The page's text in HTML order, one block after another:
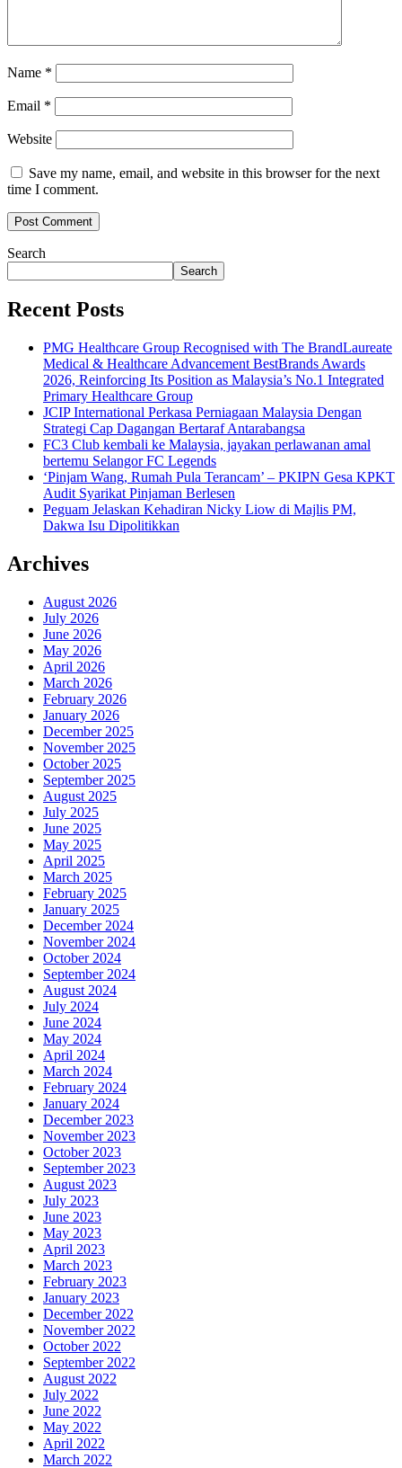
Name *
Email *
Website
Save my name, email, and website in this browser for the next
time I comment.
Search
Search
Recent Posts
PMG Healthcare Group Recognised with The BrandLaureate
Medical & Healthcare Advancement BestBrands Awards
2026, Reinforcing Its Position as Malaysia’s No.1 Integrated
Primary Healthcare Group
JCIP International Perkasa Perniagaan Malaysia Dengan
Strategi Cap Dagangan Bertaraf Antarabangsa
FC3 Club kembali ke Malaysia, jayakan perlawanan amal
bertemu Selangor FC Legends
‘Pinjam Wang, Rumah Pula Terancam’ – PKIPN Gesa KPKT
Audit Syarikat Pinjaman Berlesen
Peguam Jelaskan Kehadiran Nicky Liow di Majlis PM,
Dakwa Isu Dipolitikkan
Archives
August 2026
July 2026
June 2026
May 2026
April 2026
March 2026
February 2026
January 2026
December 2025
November 2025
October 2025
September 2025
August 2025
July 2025
June 2025
May 2025
April 2025
March 2025
February 2025
January 2025
December 2024
November 2024
October 2024
September 2024
August 2024
July 2024
June 2024
May 2024
April 2024
March 2024
February 2024
January 2024
December 2023
November 2023
October 2023
September 2023
August 2023
July 2023
June 2023
May 2023
April 2023
March 2023
February 2023
January 2023
December 2022
November 2022
October 2022
September 2022
August 2022
July 2022
June 2022
May 2022
April 2022
March 2022